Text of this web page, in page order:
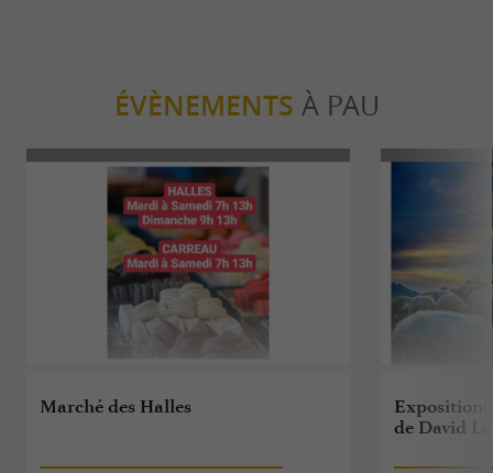
ÉVÈNEMENTS À PAU
Marché des Halles
Exposition:
de David